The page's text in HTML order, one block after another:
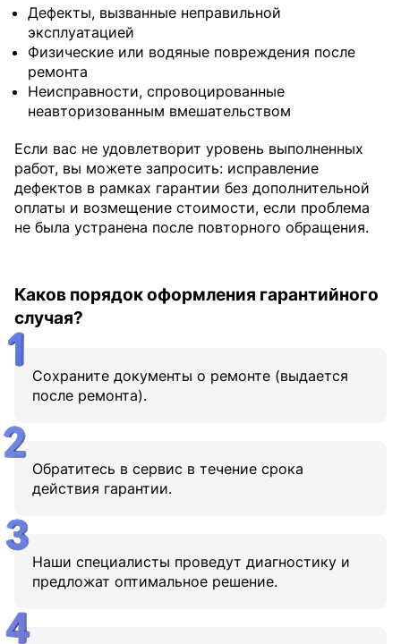
Дефекты, вызванные неправильной
эксплуатацией
Физические или водяные повреждения после
ремонта
Неисправности, спровоцированные
неавторизованным вмешательством
Если вас не удовлетворит уровень выполненных
работ, вы можете запросить: исправление
дефектов в рамках гарантии без дополнительной
оплаты и возмещение стоимости, если проблема
не была устранена после повторного обращения.
Каков порядок оформления гарантийного
случая?
Сохраните документы о ремонте (выдается
после ремонта).
Обратитесь в сервис в течение срока
действия гарантии.
Наши специалисты проведут диагностику и
предложат оптимальное решение.